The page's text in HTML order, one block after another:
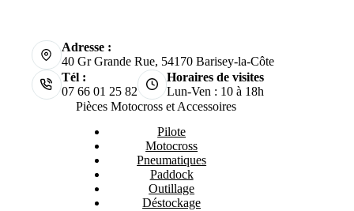
Adresse :
40 Gr Grande Rue, 54170 Barisey-la-Côte
Tél :
07 66 01 25 82
Horaires de visites
Lun-Ven : 10 à 18h
Pièces Motocross et Accessoires
Pilote
Motocross
Pneumatiques
Paddock
Outillage
Déstockage